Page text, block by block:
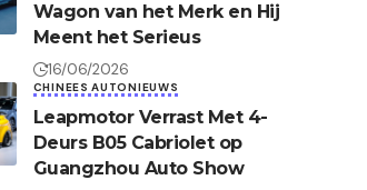
Wagon van het Merk en Hij
Meent het Serieus
16/06/2026
CHINEES AUTONIEUWS
Leapmotor Verrast Met 4-
Deurs B05 Cabriolet op
Guangzhou Auto Show